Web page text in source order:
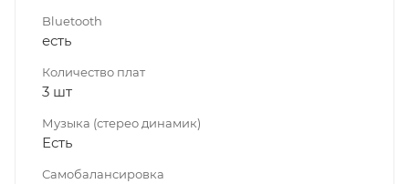
Bluetooth
есть
Количество плат
3 шт
Музыка (стерео динамик)
Есть
Самобалансировка